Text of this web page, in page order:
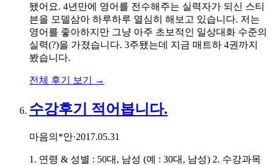
됐어요. 4년만에 영어를 전수해주는 실력자가 되신 스티
븐을 모델삼아 하루하루 열심히 해보고 있습니다. 저는
영어를 좋아하지만 그냥 아주 초보적인 일상대화 수준의
실력(?)을 가졌습니다. 3주됐는데 지금 매트하 4권까지
봤습니다.
전체 후기 보기 →
수강후기 적어봅니다.
마음의*안·2017.05.31
1. 연령 & 성별 : 50대, 남성 (예 : 30대, 남성) 2. 수강과목